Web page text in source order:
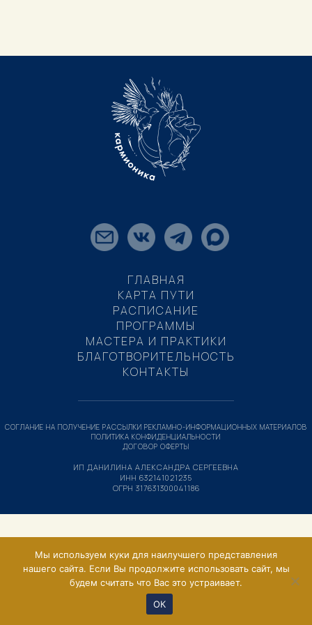
ГЛАВНАЯ
КАРТА ПУТИ
РАСПИСАНИЕ
ПРОГРАММЫ
МАСТЕРА И ПРАКТИКИ
БЛАГОТВОРИТЕЛЬНОСТЬ
КОНТАКТЫ
ИП ДАНИЛИНА АЛЕКСАНДРА СЕРГЕЕВНА
ИНН 632141021235
ОГРН 317631300041186
СОГЛАНИЕ НА ПОЛУЧЕНИЕ РАССЫЛКИ РЕКЛАМНО-ИНФОРМАЦИОННЫХ МАТЕРИАЛОВ
ПОЛИТИКА КОНФИДЕНЦИАЛЬНОСТИ
ДОГОВОР ОФЕРТЫ
Мы используем куки для наилучшего представления
нашего сайта. Если Вы продолжите использовать сайт, мы
будем считать что Вас это устраивает.
ОК